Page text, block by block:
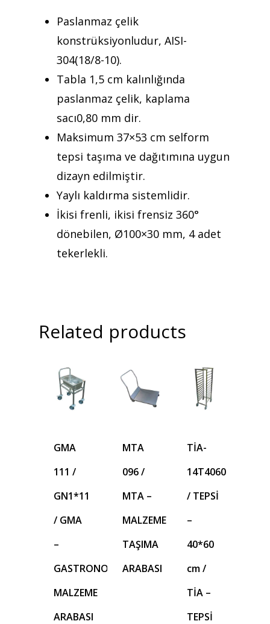
Paslanmaz çelik
konstrüksiyonludur, AISI-
304(18/8-10).
Tabla 1,5 cm kalınlığında
paslanmaz çelik, kaplama
sacı0,80 mm dir.
Maksimum 37×53 cm selform
tepsi taşıma ve dağıtımına uygun
dizayn edilmiştir.
Yaylı kaldırma sistemlidir.
İkisi frenli, ikisi frensiz 360°
dönebilen, Ø100×30 mm, 4 adet
tekerlekli.
Related products
GMA
111 /
GN1*11
/ GMA
–
GASTRONORM
MALZEME
ARABASI
MTA
096 /
MTA –
MALZEME
TAŞIMA
ARABASI
TİA-
14T4060
/ TEPSİ
–
40*60
cm /
TİA –
TEPSİ
Mattaş Medikal